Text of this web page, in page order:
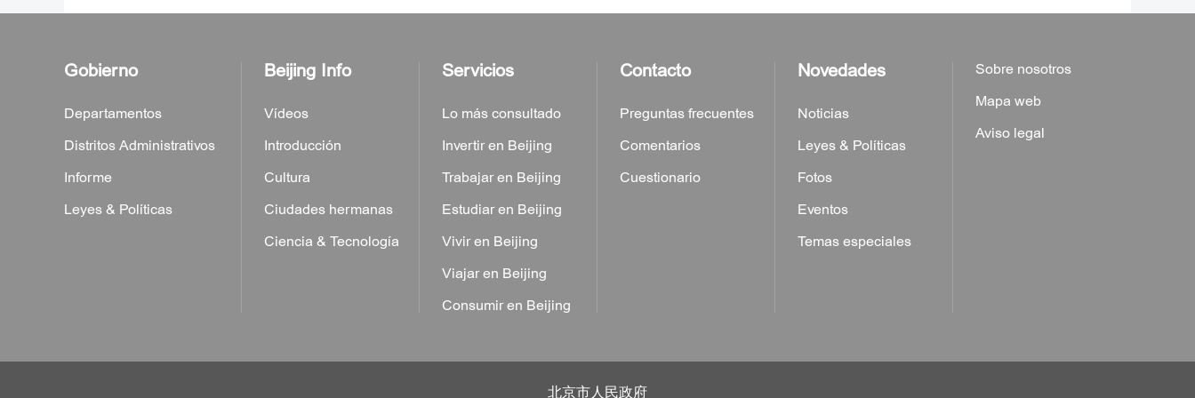
Gobierno
Departamentos
Distritos Administrativos
Informe
Leyes & Políticas
Beijing Info
Vídeos
Introducción
Cultura
Ciudades hermanas
Ciencia & Tecnología
Servicios
Lo más consultado
Invertir en Beijing
Trabajar en Beijing
Estudiar en Beijing
Vivir en Beijing
Viajar en Beijing
Consumir en Beijing
Contacto
Preguntas frecuentes
Comentarios
Cuestionario
Novedades
Noticias
Leyes & Políticas
Fotos
Eventos
Temas especiales
Sobre nosotros
Mapa web
Aviso legal
北京市人民政府